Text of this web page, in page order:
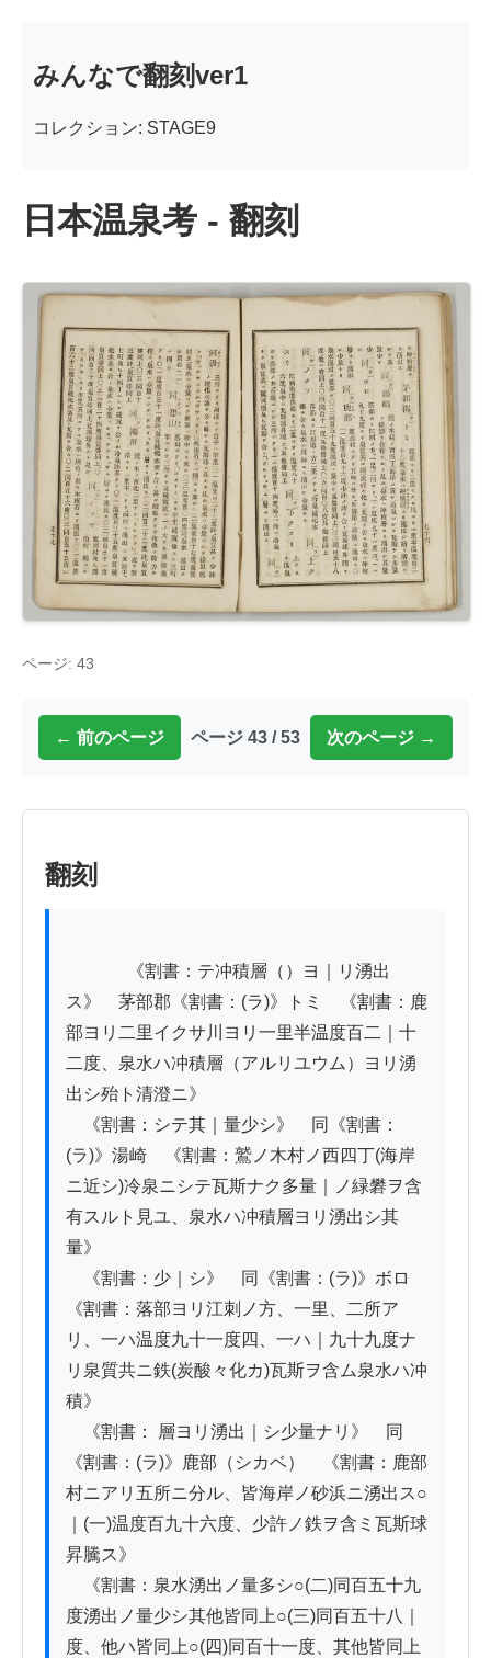
みんなで翻刻ver1
コレクション: STAGE9
日本温泉考 - 翻刻
ページ: 43
← 前のページ ページ 43 / 53 次のページ →
翻刻
ス》　茅部郡《割書：(ラ)》トミ　《割書：鹿
部ヨリ二里イクサ川ヨリ一里半温度百二｜十
二度、泉水ハ冲積層（アルリユウム）ヨリ湧
出シ殆ト清澄ニ》
《割書：シテ其｜量少シ》　同《割書：
(ラ)》湯崎　《割書：鷲ノ木村ノ西四丁(海岸
ニ近シ)冷泉ニシテ瓦斯ナク多量｜ノ緑礬ヲ含
有スルト見ユ、泉水ハ冲積層ヨリ湧出シ其
量》
《割書：少｜シ》　同《割書：(ラ)》ボロ
《割書：落部ヨリ江刺ノ方、一里、二所ア
リ、一ハ温度九十一度四、一ハ｜九十九度ナ
リ泉質共ニ鉄(炭酸々化カ)瓦斯ヲ含ム泉水ハ冲
積》
《割書： 層ヨリ湧出｜シ少量ナリ》　同
《割書：(ラ)》鹿部（シカベ）　《割書：鹿部
村ニアリ五所ニ分ル、皆海岸ノ砂浜ニ湧出ス○
｜(一)温度百九十六度、少許ノ鉄ヲ含ミ瓦斯球
昇騰ス》
《割書：泉水湧出ノ量多シ○(二)同百五十九
度湧出ノ量少シ其他皆同上○(三)同百五十八｜
度、他ハ皆同上○(四)同百十一度、其他皆同上